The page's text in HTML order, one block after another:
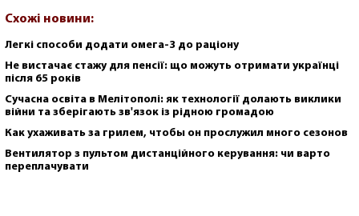
Схожі новини:
Легкі способи додати омега-3 до раціону
Не вистачає стажу для пенсії: що можуть отримати українці
після 65 років
Сучасна освіта в Мелітополі: як технології долають виклики
війни та зберігають зв'язок із рідною громадою
Как ухаживать за грилем, чтобы он прослужил много сезонов
Вентилятор з пультом дистанційного керування: чи варто
переплачувати